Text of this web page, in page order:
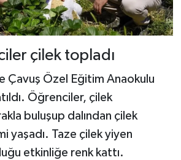
çilek topladı
Çavuş Özel Eğitim Anaokulu
Öğrenciler, çilek
buluşup dalından çilek
yaşadı. Taze çilek yiyen
etkinliğe renk kattı.